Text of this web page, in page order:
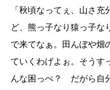
「秋頃なってぇ、山さ充
ど、熊っ子なり猿っ子な
で来てなぁ。田んぼや畑
ていくわげよぉ。そうす
んな困っぺ？ だがら自